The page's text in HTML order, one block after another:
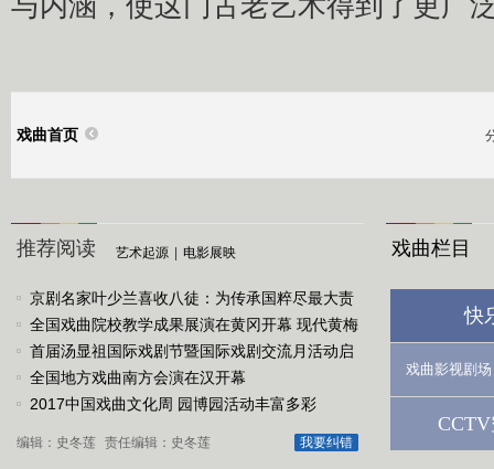
戏曲首页
推荐阅读 艺术起源 电影展映
京剧名家叶少兰喜收八徒：为传承国粹尽最大责
任
全国戏曲院校教学成果展演在黄冈开幕 现代黄梅
戏《槐花谣》倾情..
首届汤显祖国际戏剧节暨国际戏剧交流月活动启
动
全国地方戏曲南方会演在汉开幕
2017中国戏曲文化周 园博园活动丰富多彩
我要纠错
编辑：史冬莲 责任编辑：史冬莲
戏曲栏目
快
戏曲影视剧场